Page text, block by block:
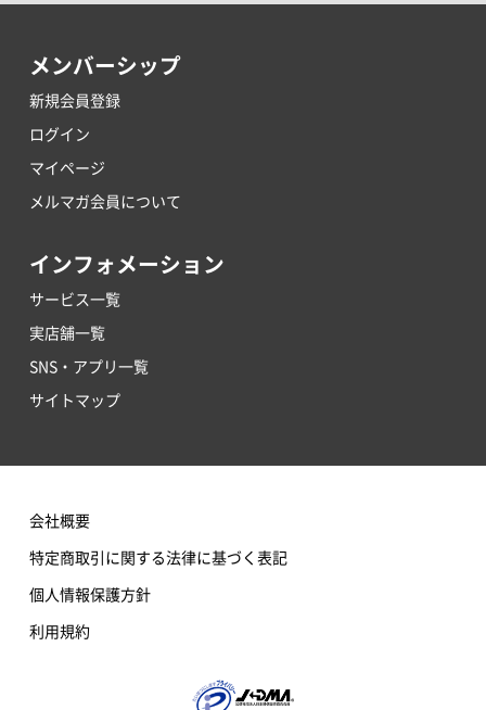
メンバーシップ
新規会員登録
ログイン
マイページ
メルマガ会員について
インフォメーション
サービス一覧
実店舗一覧
SNS・アプリ一覧
サイトマップ
会社概要
特定商取引に関する法律に基づく表記
個人情報保護方針
利用規約